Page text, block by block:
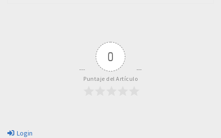
0
Puntaje del Artículo
Login